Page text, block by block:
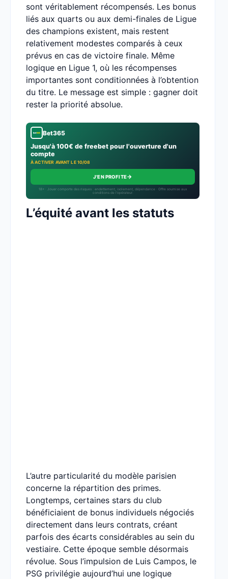
sont véritablement récompensés. Les bonus
liés aux quarts ou aux demi-finales de Ligue
des champions existent, mais restent
relativement modestes comparés à ceux
prévus en cas de victoire finale. Même
logique en Ligue 1, où les récompenses
importantes sont conditionnées à l’obtention
du titre. Le message est simple : gagner doit
rester la priorité absolue.
Bet365
Jusqu'à 100€ de freebet pour l'ouverture d'un
compte
À ACTIVER AVANT LE 10/08
J'EN PROFITE→
18+ · Jouer comporte des risques : endettement, isolement, dépendance · Offre soumise aux
conditions de l’opérateur.
L’équité avant les statuts
L’autre particularité du modèle parisien
concerne la répartition des primes.
Longtemps, certaines stars du club
bénéficiaient de bonus individuels négociés
directement dans leurs contrats, créant
parfois des écarts considérables au sein du
vestiaire. Cette époque semble désormais
révolue. Sous l’impulsion de Luis Campos, le
PSG privilégie aujourd’hui une logique